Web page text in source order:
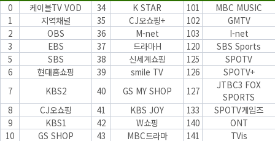
0
케이블TV VOD 34 K STAR 101
MBC MUSIC
1
지역채널 35 CJ오쇼핑+ 102
GMTV
2
OBS 36 M-net 103
I-net
3
EBS 37 드라마H 120
SBS Sports
5
SBS 38 신세계쇼핑 125
SPOTV
6
현대홈쇼핑 39 smile TV 126
SPOTV+
7
KBS2 40 GS MY SHOP 127
JTBC3 FOX
SPORTS
8
CJ오쇼핑 41 KBS JOY 133
SPOTV게임즈
9
KBS1 42 W쇼핑 140
ONT
10
GS SHOP 43 MBC드라마 141
TVis